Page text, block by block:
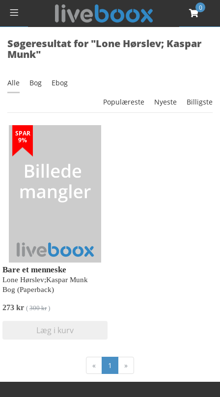
0
Søgeresultat for "Lone Hørslev; Kaspar
Munk"
Alle Bog Ebog
Populæreste Nyeste Billigste
SPAR
9%
Bare et menneske
Lone Hørslev;Kaspar Munk
Bog (Paperback)
273 kr ( 300 kr)
Læg i kurv
« 1 »